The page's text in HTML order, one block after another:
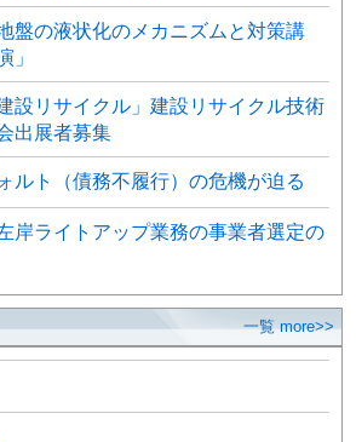
盤の液状化のメカニズムと対策講
」
設リサイクル」建設リサイクル技術
出展者募集
ルト（債務不履行）の危機が迫る
岸ライトアップ業務の事業者選定の
一覧 more>>